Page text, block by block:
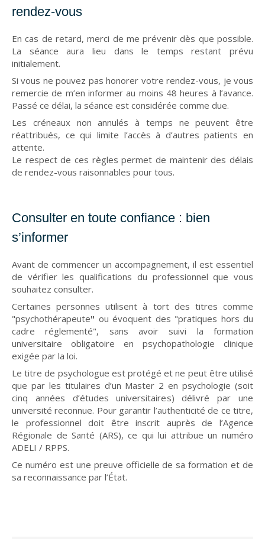
rendez-vous
En cas de retard, merci de me prévenir dès que possible.
La séance aura lieu dans le temps restant prévu
initialement.
Si vous ne pouvez pas honorer votre rendez-vous, je vous
remercie de m’en informer au moins 48 heures à l’avance.
Passé ce délai, la séance est considérée comme due.
Les créneaux non annulés à temps ne peuvent être
réattribués, ce qui limite l’accès à d’autres patients en
attente.
Le respect de ces règles permet de maintenir des délais
de rendez-vous raisonnables pour tous.
Consulter en toute confiance : bien
s’informer
Avant de commencer un accompagnement, il est essentiel
de vérifier les qualifications du professionnel que vous
souhaitez consulter.
Certaines personnes utilisent à tort des titres comme
"psychothérapeute" ou évoquent des "pratiques hors du
cadre réglementé", sans avoir suivi la formation
universitaire obligatoire en psychopathologie clinique
exigée par la loi.
Le titre de psychologue est protégé et ne peut être utilisé
que par les titulaires d’un Master 2 en psychologie (soit
cinq années d’études universitaires) délivré par une
université reconnue. Pour garantir l’authenticité de ce titre,
le professionnel doit être inscrit auprès de l’Agence
Régionale de Santé (ARS), ce qui lui attribue un numéro
ADELI / RPPS.
Ce numéro est une preuve officielle de sa formation et de
sa reconnaissance par l’État.